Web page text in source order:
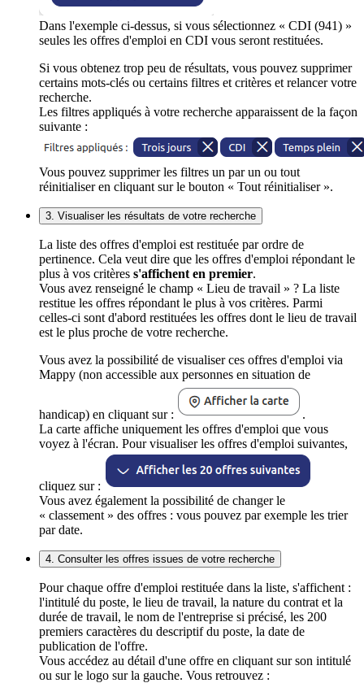
Dans l'exemple ci-dessus, si vous sélectionnez « CDI (941) »
seules les offres d'emploi en CDI vous seront restituées.
Si vous obtenez trop peu de résultats, vous pouvez supprimer
certains mots-clés ou certains filtres et critères et relancer votre
recherche.
Les filtres appliqués à votre recherche apparaissent de la façon
suivante :
Vous pouvez supprimer les filtres un par un ou tout
réinitialiser en cliquant sur le bouton « Tout réinitialiser ».
3. Visualiser les résultats de votre recherche
La liste des offres d'emploi est restituée par ordre de
pertinence. Cela veut dire que les offres d'emploi répondant le
plus à vos critères s'affichent en premier.
Vous avez renseigné le champ « Lieu de travail » ? La liste
restitue les offres répondant le plus à vos critères. Parmi
celles-ci sont d'abord restituées les offres dont le lieu de travail
est le plus proche de votre recherche.
Vous avez la possibilité de visualiser ces offres d'emploi via
Mappy (non accessible aux personnes en situation de
handicap) en cliquant sur :
.
La carte affiche uniquement les offres d'emploi que vous
voyez à l'écran. Pour visualiser les offres d'emploi suivantes,
cliquez sur :
Vous avez également la possibilité de changer le
« classement » des offres : vous pouvez par exemple les trier
par date.
4. Consulter les offres issues de votre recherche
Pour chaque offre d'emploi restituée dans la liste, s'affichent :
l'intitulé du poste, le lieu de travail, la nature du contrat et la
durée de travail, le nom de l'entreprise si précisé, les 200
premiers caractères du descriptif du poste, la date de
publication de l'offre.
Vous accédez au détail d'une offre en cliquant sur son intitulé
ou sur le logo sur la gauche. Vous retrouvez :